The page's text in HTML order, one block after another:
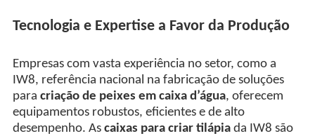
Tecnologia e Expertise a Favor da Produção
Empresas com vasta experiência no setor, como a
IW8, referência nacional na fabricação de soluções
para criação de peixes em caixa d’água, oferecem
equipamentos robustos, eficientes e de alto
desempenho. As caixas para criar tilápiada IW8 são